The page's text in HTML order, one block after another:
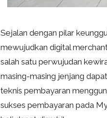
Sejalan dengan pilar
mewujudkan digital
salah satu perwujudan
masing-masing jenjang
teknis pembayaran
sukses pembayaran pada